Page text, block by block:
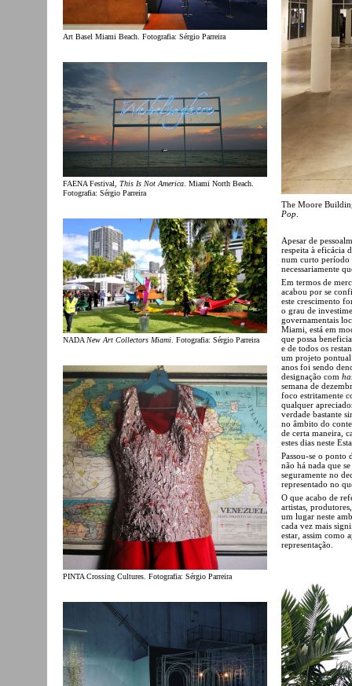
Art Basel Miami Beach. Fotografia: Sérgio Parreira
FAENA Festival, This Is Not America . Miami North Beach.
Fotografia: Sérgio Parreira
NADANew Art Collectors Miami. Fotografia: Sérgio Parreira
PINTA Crossing Cultures. Fotografia: Sérgio Parreira
The Moore
Pop
Apesar de
respeita à eficácia
num curto período
necessariamente
Em termos de
acabou por se
este crescimento
o grau de
governamentais
Miami, está em
que possa
e de todos os
um projeto pontual
anos foi sendo
designação com
semana de
foco estritamente
qualquer
verdade bastante
no âmbito do
de certa maneira,
estes dias neste
Passou-se o ponto
não há nada que
seguramente no
representado no
O que acabo de
artistas,
um lugar neste
cada vez mais
estar, assim como
representação.